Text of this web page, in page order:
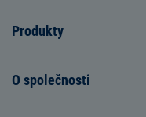
Produkty
O společnosti